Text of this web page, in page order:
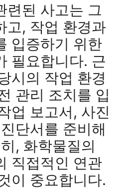
련된 사고는 그
고, 작업 환경과
입증하기 위한
필요합니다. 근
시의 작업 환경
관리 조치를 입
업 보고서, 사진
단서를 준비해
, 화학물질의
직접적인 연관
이 중요합니다.